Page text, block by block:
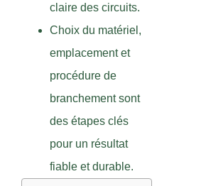
claire des circuits.
Choix du matériel,
emplacement et
procédure de
branchement sont
des étapes clés
pour un résultat
fiable et durable.